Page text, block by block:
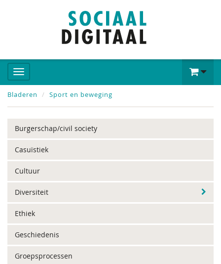
Bladeren Sport en beweging
Burgerschap/civil society
Casuïstiek
Cultuur
Diversiteit
Ethiek
Geschiedenis
Groepsprocessen